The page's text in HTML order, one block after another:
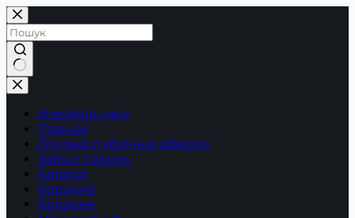
Перейти
до
вмісту
Немає
результатів
checkout new
Главная
Договір публічної оферти
Забыл пароль
Каталог
Корзина
Корзина